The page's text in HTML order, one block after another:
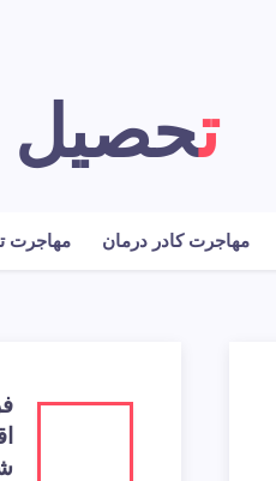
مهاجرت کادر درمان مهاجرت